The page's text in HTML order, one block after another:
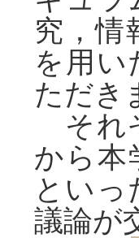
究，情
を用い
ただき
それ
から本
とい
議論が